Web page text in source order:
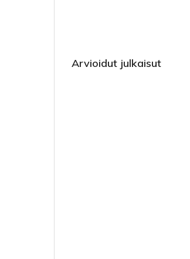
Arvioidut julkaisut